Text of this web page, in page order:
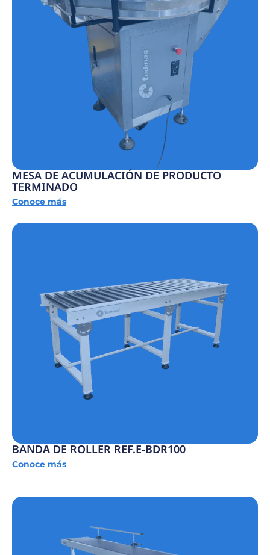
MESA DE ACUMULACIÓN DE PRODUCTO
TERMINADO
Conoce más
BANDA DE ROLLER REF.E-BDR100
Conoce más